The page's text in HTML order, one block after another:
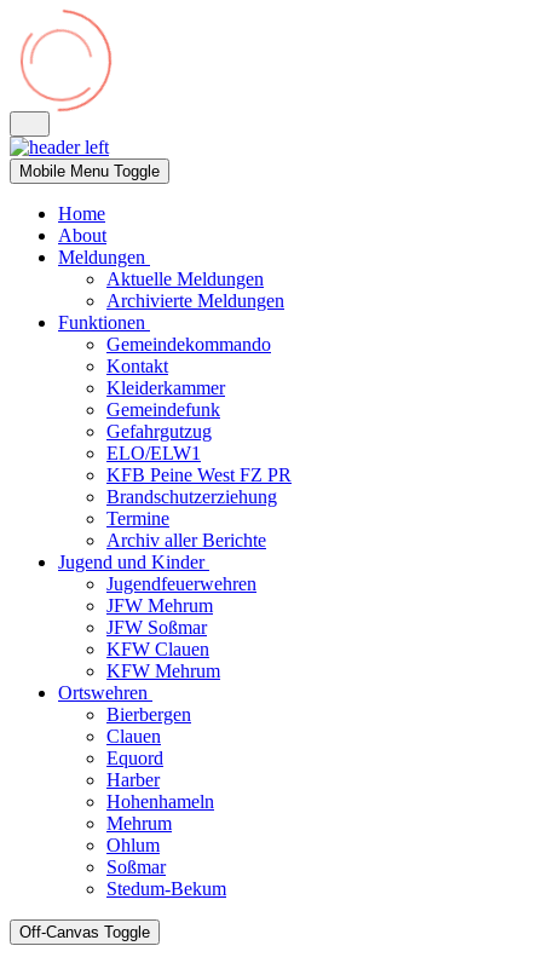
Mobile Menu Toggle
Home
About
Meldungen
Aktuelle Meldungen
Archivierte Meldungen
Funktionen
Gemeindekommando
Kontakt
Kleiderkammer
Gemeindefunk
Gefahrgutzug
ELO/ELW1
KFB Peine West FZ PR
Brandschutzerziehung
Termine
Archiv aller Berichte
Jugend und Kinder
Jugendfeuerwehren
JFW Mehrum
JFW Soßmar
KFW Clauen
KFW Mehrum
Ortswehren
Bierbergen
Clauen
Equord
Harber
Hohenhameln
Mehrum
Ohlum
Soßmar
Stedum-Bekum
Off-Canvas Toggle